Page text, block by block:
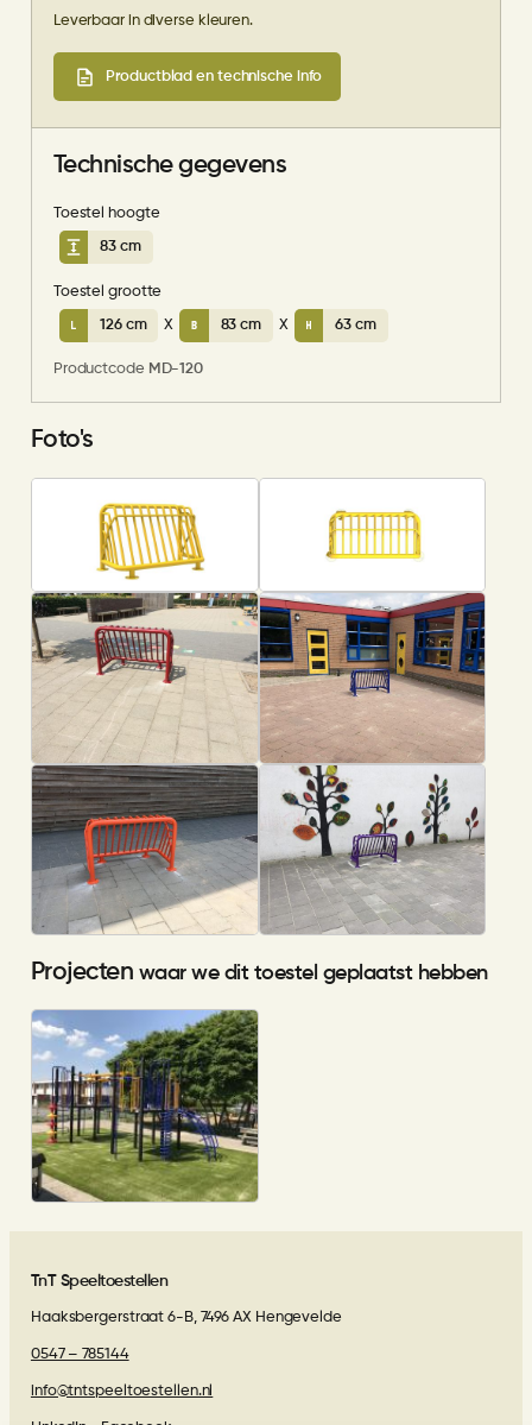
Leverbaar in diverse kleuren.
Productblad en technische info
Technische gegevens
Toestel hoogte
83 cm
Toestel grootte
126 cm X 83 cm X 63 cm
Productcode MD-120
Foto's
Projecten waar we dit toestel geplaatst hebben
TnT Speeltoestellen
Haaksbergerstraat 6-B, 7496 AX Hengevelde
0547 – 785144
info@tntspeeltoestellen.nl